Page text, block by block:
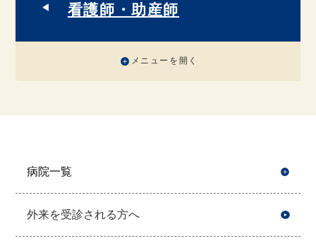
看護師・助産師
メニューを開く
病院一覧
外来を受診される方へ